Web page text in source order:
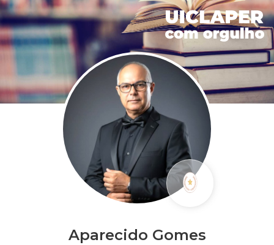
Aparecido Gomes